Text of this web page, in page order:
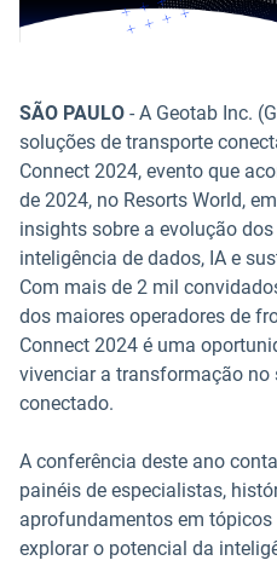
SÃO PAULO - A Geotab Inc.
soluções de transporte
Connect 2024, evento que
de 2024, no Resorts World,
insights sobre a evolução
inteligência de dados, IA e
Com mais de 2 mil
dos maiores operadores de
Connect 2024 é uma
vivenciar a transformação no
conectado.
A conferência deste ano
painéis de especialistas,
aprofundamentos em tópicos
explorar o potencial da